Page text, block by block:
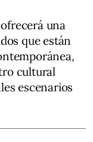
una
que están
cultural
escenarios